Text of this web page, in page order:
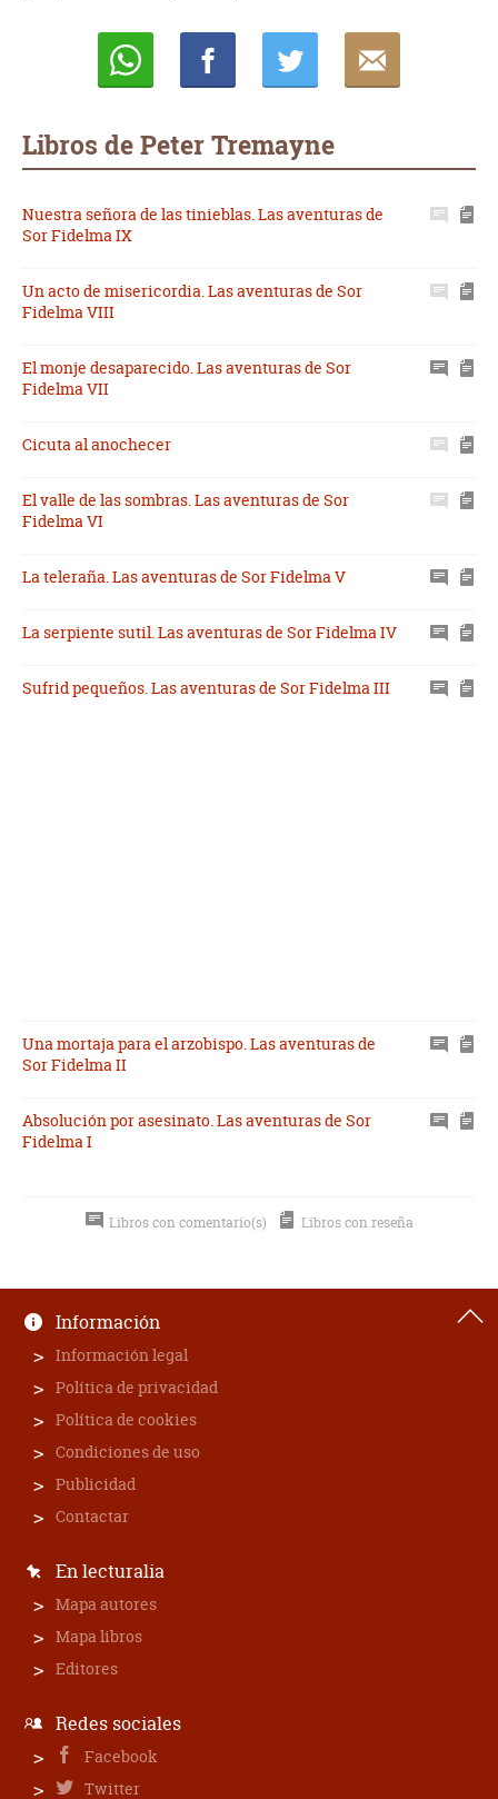
Libros de Peter Tremayne
Nuestra señora de las tinieblas. Las aventuras de
Sor Fidelma IX
Un acto de misericordia. Las aventuras de Sor
Fidelma VIII
El monje desaparecido. Las aventuras de Sor
Fidelma VII
Cicuta al anochecer
El valle de las sombras. Las aventuras de Sor
Fidelma VI
La teleraña. Las aventuras de Sor Fidelma V
La serpiente sutil. Las aventuras de Sor Fidelma IV
Sufrid pequeños. Las aventuras de Sor Fidelma III
Una mortaja para el arzobispo. Las aventuras de
Sor Fidelma II
Absolución por asesinato. Las aventuras de Sor
Fidelma I
Libros con comentario(s) Libros con reseña
Información
Información legal
Política de privacidad
Política de cookies
Condiciones de uso
Publicidad
Contactar
En lecturalia
Mapa autores
Mapa libros
Editores
Redes sociales
Facebook
Twitter